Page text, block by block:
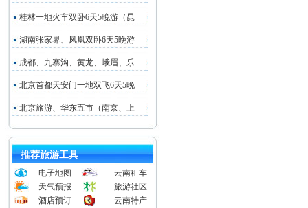
桂林一地火车双卧6天5晚游（昆
湖南张家界、凤凰双卧6天5晚游
成都、九寨沟、黄龙、峨眉、乐
北京首都天安门一地双飞6天5晚
北京旅游、华东五市（南京、上
推荐旅游工具
电子地图
云南租车
天气预报
旅游社区
酒店预订
云南特产